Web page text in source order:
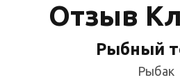
Отзыв
Рыбный
Рыбак